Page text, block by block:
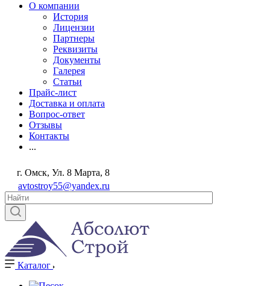
О компании
История
Лицензии
Партнеры
Реквизиты
Документы
Галерея
Статьи
Прайс-лист
Доставка и оплата
Вопрос-ответ
Отзывы
Контакты
...
г. Омск, Ул. 8 Марта, 8
avtostroy55@yandex.ru
Каталог